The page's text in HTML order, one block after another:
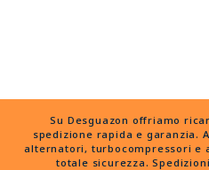
Su Desguazon offriamo
spedizione rapida e garanzia.
alternatori, turbocompressori e
totale sicurezza.